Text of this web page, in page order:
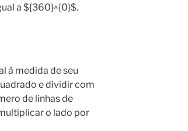
a ${360}^{0}$.
à medida de seu
e dividir com
de linhas de
o lado por